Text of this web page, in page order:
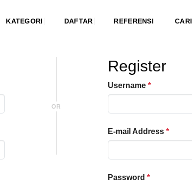
KATEGORI DAFTAR REFERENSI CARI
OR
Register
Username *
E-mail Address *
Password *